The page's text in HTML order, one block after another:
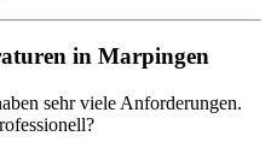
in Marpingen
sehr viele Anforderungen.